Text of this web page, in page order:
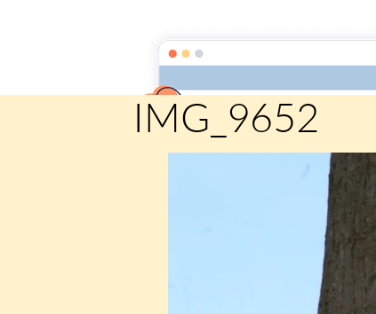
IMG_9652